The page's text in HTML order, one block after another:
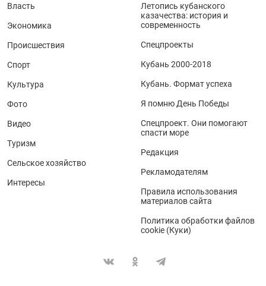
Власть
Экономика
Происшествия
Спорт
Культура
Фото
Видео
Туризм
Сельское хозяйство
Интересы
Летопись кубанского
казачества: история и
современность
Спецпроекты
Кубань 2000-2018
Кубань. Формат успеха
Я помню День Победы
Спецпроект. Они помогают
спасти море
Редакция
Рекламодателям
Правила использования
материалов сайта
Политика обработки файлов
cookie (Куки)